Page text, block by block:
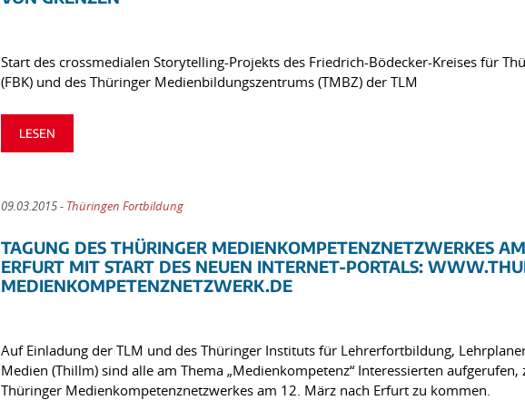
Start des crossmedialen Storytelling-Projekts des Friedrich-Bödecker-Kreises für
(FBK) und des Thüringer Medienbildungszentrums (TMBZ) der TLM
LESEN
09.03.2015 - Thüringen Fortbildung
TAGUNG DES THÜRINGER MEDIENKOMPETENZNETZWERKES
ERFURT MIT START DES NEUEN INTERNET-PORTALS:
MEDIENKOMPETENZNETZWERK.DE
Auf Einladung der TLM und des Thüringer Instituts für Lehrerfortbildung,
Medien (Thillm) sind alle am Thema „Medienkompetenz“ Interessierten aufgerufen,
Thüringer Medienkompetenznetzwerkes am 12. März nach Erfurt zu kommen.